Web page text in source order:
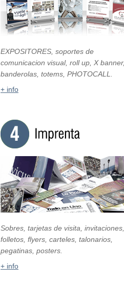
EXPOSITORES, soportes de
comunicacion visual, roll up, X banner,
banderolas, totems, PHOTOCALL.
+ info
Sobres, tarjetas de visita, invitaciones,
folletos, flyers, carteles, talonarios,
pegatinas, posters.
+ info